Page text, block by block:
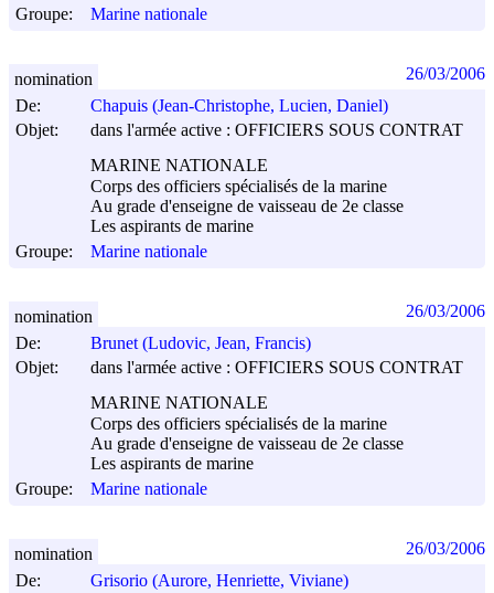
Groupe:
Marine nationale
De:
Chapuis (Jean-Christophe, Lucien, Daniel)
Objet:
dans l'armée active : OFFICIERS SOUS CONTRAT
MARINE NATIONALE
Corps des officiers spécialisés de la marine
Au grade d'enseigne de vaisseau de 2e classe
Les aspirants de marine
Groupe:
Marine nationale
nomination 26/03/2006
De:
Brunet (Ludovic, Jean, Francis)
Objet:
dans l'armée active : OFFICIERS SOUS CONTRAT
MARINE NATIONALE
Corps des officiers spécialisés de la marine
Au grade d'enseigne de vaisseau de 2e classe
Les aspirants de marine
Groupe:
Marine nationale
nomination 26/03/2006
De:
Grisorio (Aurore, Henriette, Viviane)
nomination 26/03/2006